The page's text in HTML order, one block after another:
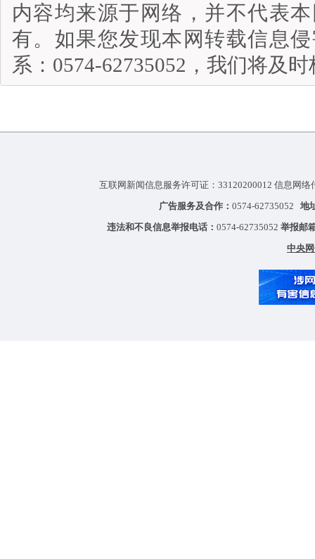
内容均来源于网络，并不代表
有。如果您发现本网转载信息
系：0574-62735052，我们将及
互联网新闻信息服务许可证：33120200012 信息网
广告服务及合作： 0574-62735052 地
违法和不良信息举报电话： 0574-62735052 举报邮
中央